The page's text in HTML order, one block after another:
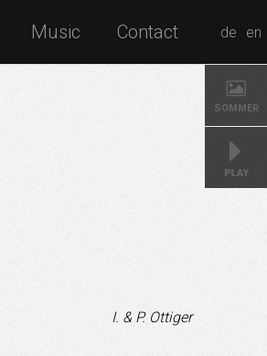
de en
Music Contact
SOMMER
I. & P. Ottiger